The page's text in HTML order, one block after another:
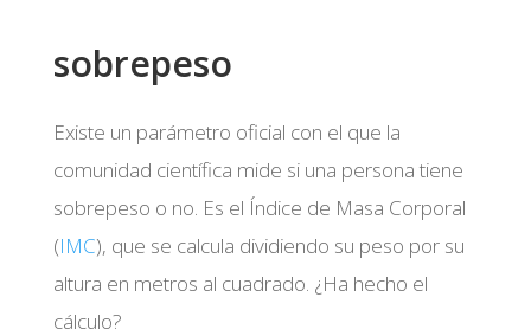
sobrepeso
Existe un parámetro oficial con el que la
comunidad científica mide si una persona tiene
sobrepeso o no. Es el Índice de Masa Corporal
(IMC), que se calcula dividiendo su peso por su
altura en metros al cuadrado. ¿Ha hecho el
cálculo?